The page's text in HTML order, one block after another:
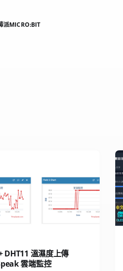
派MICRO:BIT
DHT11 溫濕度上傳
雲端監控